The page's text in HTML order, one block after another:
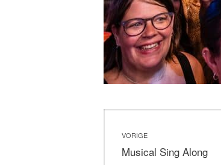
navigatie
VORIGE
Vorig
Musical Sing Along